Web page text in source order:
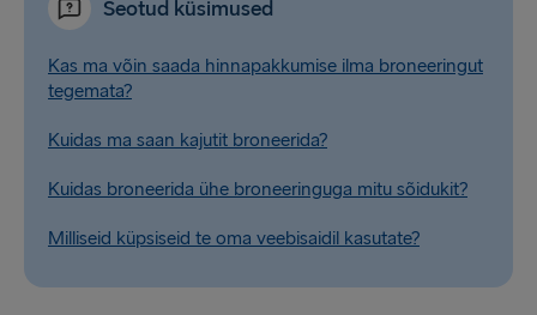
Seotud küsimused
Kas ma võin saada hinnapakkumise ilma broneeringut
tegemata?
Kuidas ma saan kajutit broneerida?
Kuidas broneerida ühe broneeringuga mitu sõidukit?
Milliseid küpsiseid te oma veebisaidil kasutate?